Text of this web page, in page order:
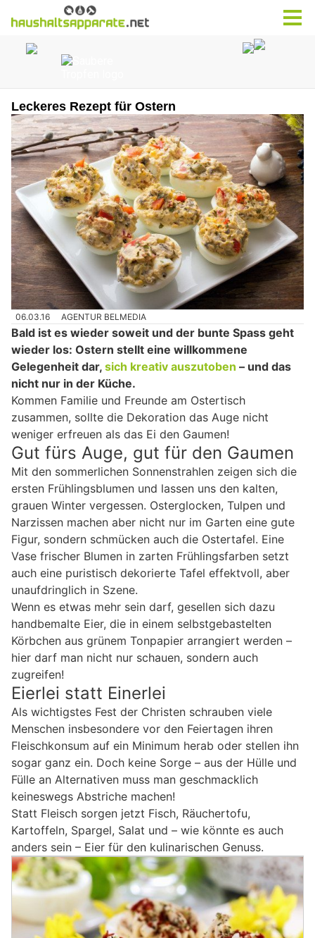
Leckeres Rezept für Ostern
06.03.16 AGENTUR BELMEDIA
Bald ist es wieder soweit und der bunte Spass geht
wieder los: Ostern stellt eine willkommene
Gelegenheit dar, sich kreativ auszutoben – und das
nicht nur in der Küche.
Kommen Familie und Freunde am Ostertisch
zusammen, sollte die Dekoration das Auge nicht
weniger erfreuen als das Ei den Gaumen!
Gut fürs Auge, gut für den Gaumen
Mit den sommerlichen Sonnenstrahlen zeigen sich die
ersten Frühlingsblumen und lassen uns den kalten,
grauen Winter vergessen. Osterglocken, Tulpen und
Narzissen machen aber nicht nur im Garten eine gute
Figur, sondern schmücken auch die Ostertafel. Eine
Vase frischer Blumen in zarten Frühlingsfarben setzt
auch eine puristisch dekorierte Tafel effektvoll, aber
unaufdringlich in Szene.
Wenn es etwas mehr sein darf, gesellen sich dazu
handbemalte Eier, die in einem selbstgebastelten
Körbchen aus grünem Tonpapier arrangiert werden –
hier darf man nicht nur schauen, sondern auch
zugreifen!
Eierlei statt Einerlei
Als wichtigstes Fest der Christen schrauben viele
Menschen insbesondere vor den Feiertagen ihren
Fleischkonsum auf ein Minimum herab oder stellen ihn
sogar ganz ein. Doch keine Sorge – aus der Hülle und
Fülle an Alternativen muss man geschmacklich
keineswegs Abstriche machen!
Statt Fleisch sorgen jetzt Fisch, Räuchertofu,
Kartoffeln, Spargel, Salat und – wie könnte es auch
anders sein – Eier für den kulinarischen Genuss.